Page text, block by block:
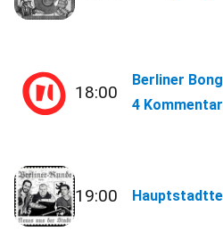
18:00
Berliner
4
19:00